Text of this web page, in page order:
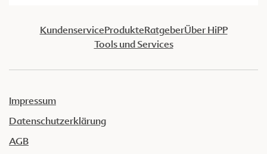
KundenserviceProdukteRatgeberÜber HiPP
Tools und Services
Impressum
Datenschutzerklärung
AGB